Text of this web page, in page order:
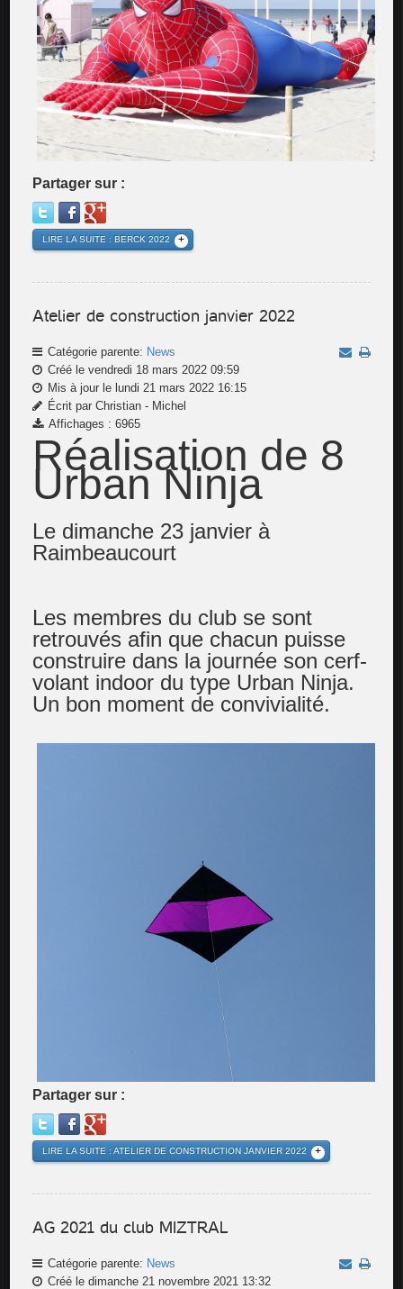
Partager sur :
LIRE LA SUITE : BERCK 2022
Atelier de construction janvier 2022
Catégorie parente: News
Créé le vendredi 18 mars 2022 09:59
Mis à jour le lundi 21 mars 2022 16:15
Écrit par Christian - Michel
Affichages : 6965
Réalisation de 8
Urban Ninja
Le dimanche 23 janvier à
Raimbeaucourt
Les membres du club se sont
retrouvés afin que chacun puisse
construire dans la journée son cerf-
volant indoor du type Urban Ninja.
Un bon moment de convivialité.
Partager sur :
LIRE LA SUITE : ATELIER DE CONSTRUCTION JANVIER 2022
AG 2021 du club MIZTRAL
Catégorie parente: News
Créé le dimanche 21 novembre 2021 13:32